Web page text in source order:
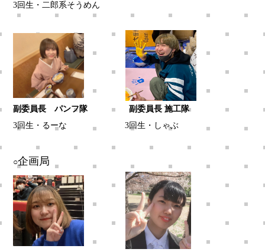
3回生・二郎系そうめん
副委員長 パンフ隊 副委員長 施工隊
3回生・るーな
3回生・しゃぶ
○企画局